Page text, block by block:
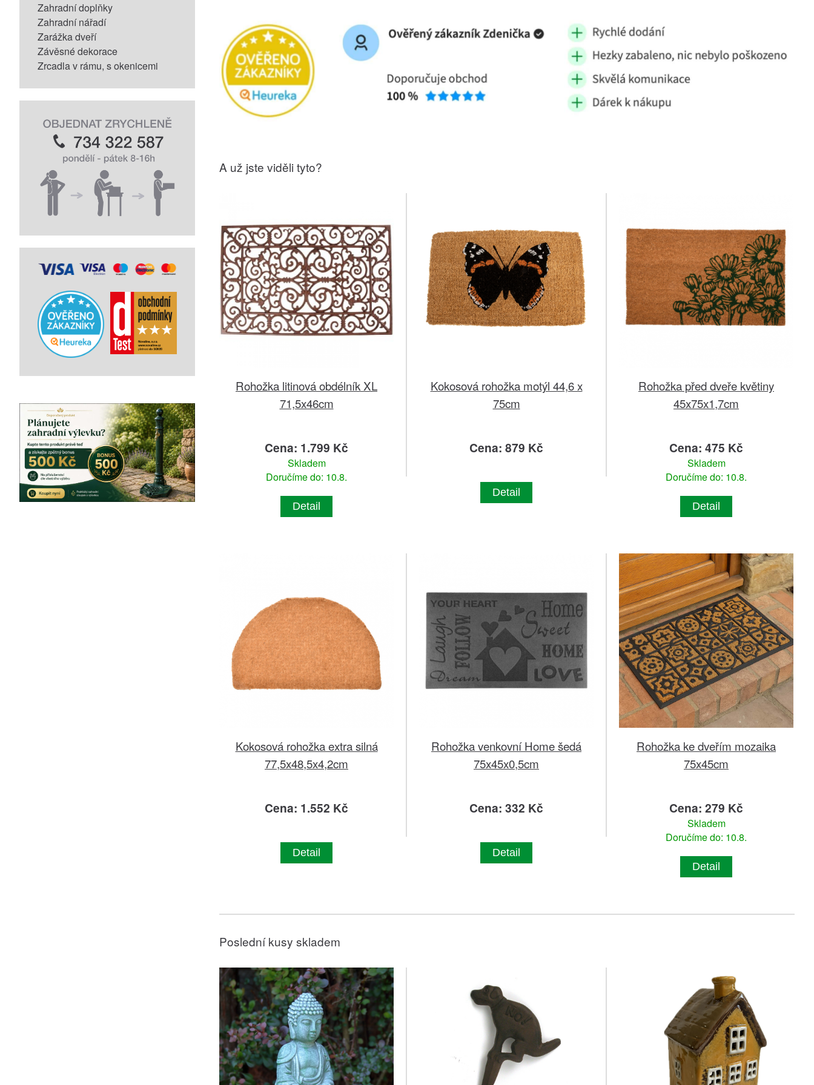
Zahradní doplňky
Zahradní nářadí
Zarážka dveří
Závěsné dekorace
Zrcadla v rámu, s okenicemi
A už jste viděli tyto?
Rohožka litinová obdélník XL
71,5x46cm
Cena: 1.799 Kč
Skladem
Doručíme do: 10.8.
Detail
Kokosová rohožka motýl 44,6 x
75cm
Cena: 879 Kč
Detail
Rohožka před dveře květiny
45x75x1,7cm
Cena: 475 Kč
Skladem
Doručíme do: 10.8.
Detail
Kokosová rohožka extra silná
77,5x48,5x4,2cm
Cena: 1.552 Kč
Detail
Rohožka venkovní Home šedá
75x45x0,5cm
Cena: 332 Kč
Detail
Rohožka ke dveřím mozaika
75x45cm
Cena: 279 Kč
Skladem
Doručíme do: 10.8.
Detail
Poslední kusy skladem